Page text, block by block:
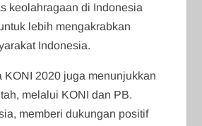
keolahragaan di Indonesia
lebih mengakrabkan
Indonesia.
KONI 2020 juga menunjukkan
melalui KONI dan PB.
memberi dukungan positif